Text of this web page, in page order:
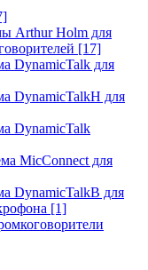
Arthur Holm для
[17]
DynamicTalk для
DynamicTalkH для
DynamicTalk
MicConnect для
DynamicTalkB для
[1]